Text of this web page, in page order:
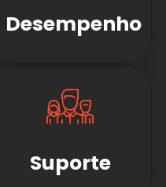
Desempenho
Suporte